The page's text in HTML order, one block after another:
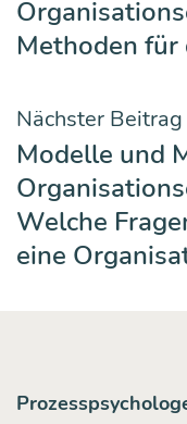
Methoden für
Nächster Beitrag
Modelle und
Welche
eine